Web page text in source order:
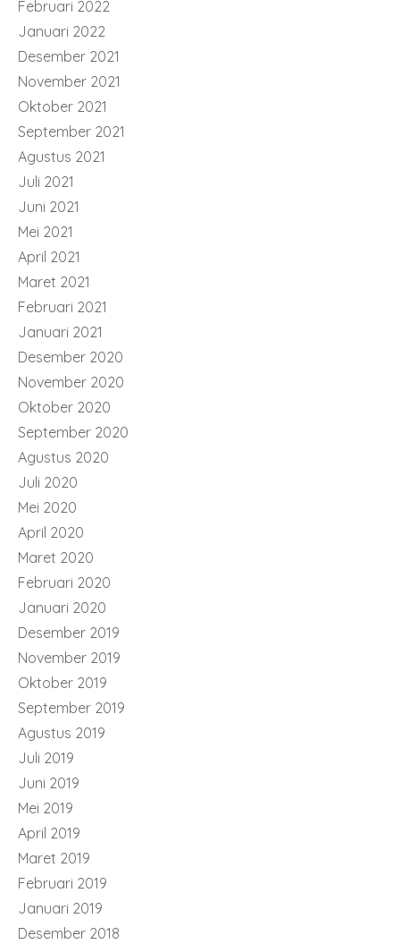
Februari 2022
Januari 2022
Desember 2021
November 2021
Oktober 2021
September 2021
Agustus 2021
Juli 2021
Juni 2021
Mei 2021
April 2021
Maret 2021
Februari 2021
Januari 2021
Desember 2020
November 2020
Oktober 2020
September 2020
Agustus 2020
Juli 2020
Mei 2020
April 2020
Maret 2020
Februari 2020
Januari 2020
Desember 2019
November 2019
Oktober 2019
September 2019
Agustus 2019
Juli 2019
Juni 2019
Mei 2019
April 2019
Maret 2019
Februari 2019
Januari 2019
Desember 2018